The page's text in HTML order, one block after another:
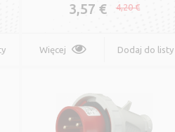
3,57 € 4,20 €
Więcej Dodaj do listy